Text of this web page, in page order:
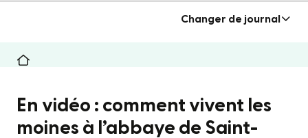
Changer de journal
En vidéo : comment vivent les
moines à l’abbaye de Saint-